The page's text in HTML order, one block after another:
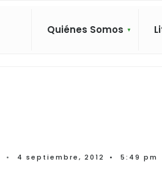
Quiénes Somos
• 4 septiembre, 2012 • 5:49 pm